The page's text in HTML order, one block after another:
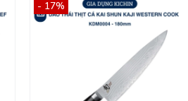
- 17%